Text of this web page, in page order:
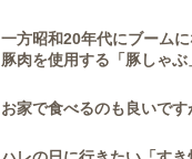
一方昭和20年代にブーム
豚肉を使用する「豚しゃ
お家で食べるのも良いで